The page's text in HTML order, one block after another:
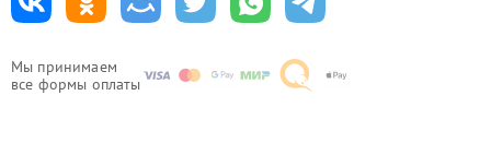
Мы принимаем
все формы оплаты